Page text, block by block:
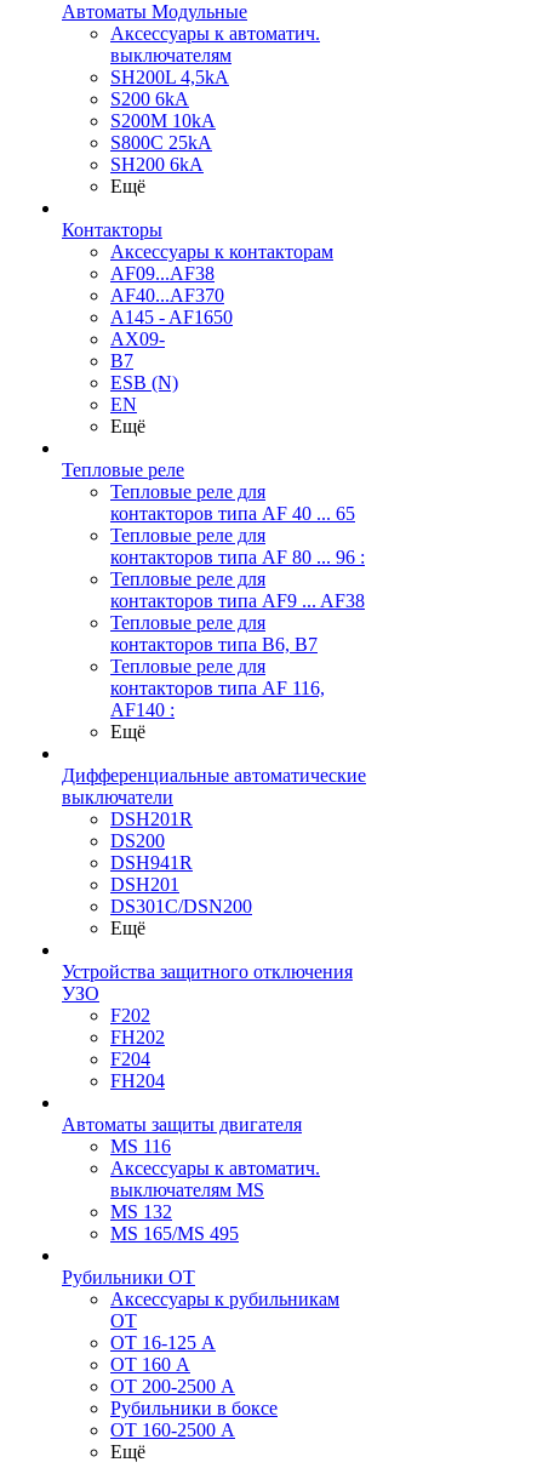
Автоматы Модульные
Аксессуары к автоматич.
выключателям
SH200L 4,5kA
S200 6kA
S200M 10kA
S800C 25kA
SH200 6kA
Ещё
Контакторы
Аксессуары к контакторам
AF09...AF38
AF40...AF370
A145 - AF1650
AX09-
B7
ESB (N)
EN
Ещё
Тепловые реле
Тепловые реле для
контакторов типа AF 40 ... 65
Тепловые реле для
контакторов типа AF 80 ... 96 :
Тепловые реле для
контакторов типа AF9 ... AF38
Тепловые реле для
контакторов типа В6, В7
Тепловые реле для
контакторов типа AF 116,
AF140 :
Ещё
Дифференциальные автоматические
выключатели
DSH201R
DS200
DSH941R
DSH201
DS301C/DSN200
Ещё
Устройства защитного отключения
УЗО
F202
FH202
F204
FH204
Автоматы защиты двигателя
MS 116
Аксессуары к автоматич.
выключателям MS
MS 132
MS 165/MS 495
Рубильники ОТ
Аксессуары к рубильникам
OT
OT 16-125 А
OT 160 А
OT 200-2500 А
Рубильники в боксе
OT 160-2500 А
Ещё